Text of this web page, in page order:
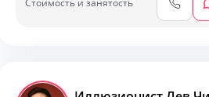
Cтоимость и занятость